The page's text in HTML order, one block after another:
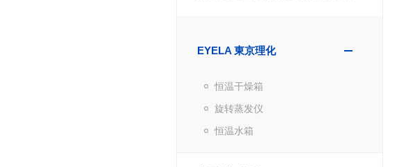
EYELA 東京理化
恒温干燥箱
旋转蒸发仪
恒温水箱